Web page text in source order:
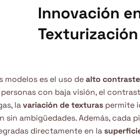
Innovación
modelos es el uso dealto
personas con baja visión, el
lavariación de texturas permite
sin ambigüedades. Además, cada
directamente en la